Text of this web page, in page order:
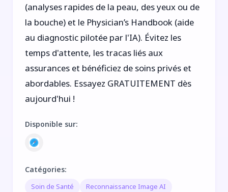
(analyses rapides de la peau, des yeux ou de
la bouche) et le Physician’s Handbook (aide
au diagnostic pilotée par l'IA). Évitez les
temps d'attente, les tracas liés aux
assurances et bénéficiez de soins privés et
abordables. Essayez GRATUITEMENT dès
aujourd'hui !
Disponible sur:
Catégories:
Soin de Santé
Reconnaissance Image AI